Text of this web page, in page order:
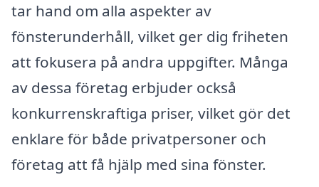
tar hand om alla aspekter av
fönsterunderhåll, vilket ger dig friheten
att fokusera på andra uppgifter. Många
av dessa företag erbjuder också
konkurrenskraftiga priser, vilket gör det
enklare för både privatpersoner och
företag att få hjälp med sina fönster.